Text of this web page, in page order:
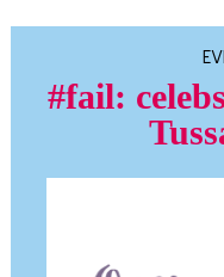
#fail: